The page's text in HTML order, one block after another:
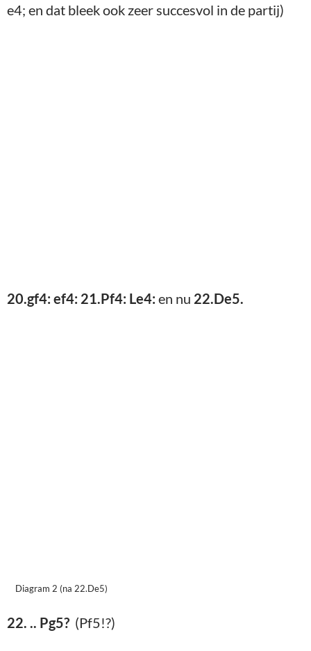
e4; en dat bleek ook zeer succesvol in de partij)
20.gf4: ef4: 21.Pf4: Le4: en nu 22.De5.
Diagram 2 (na 22.De5)
22. .. Pg5? (Pf5!?)